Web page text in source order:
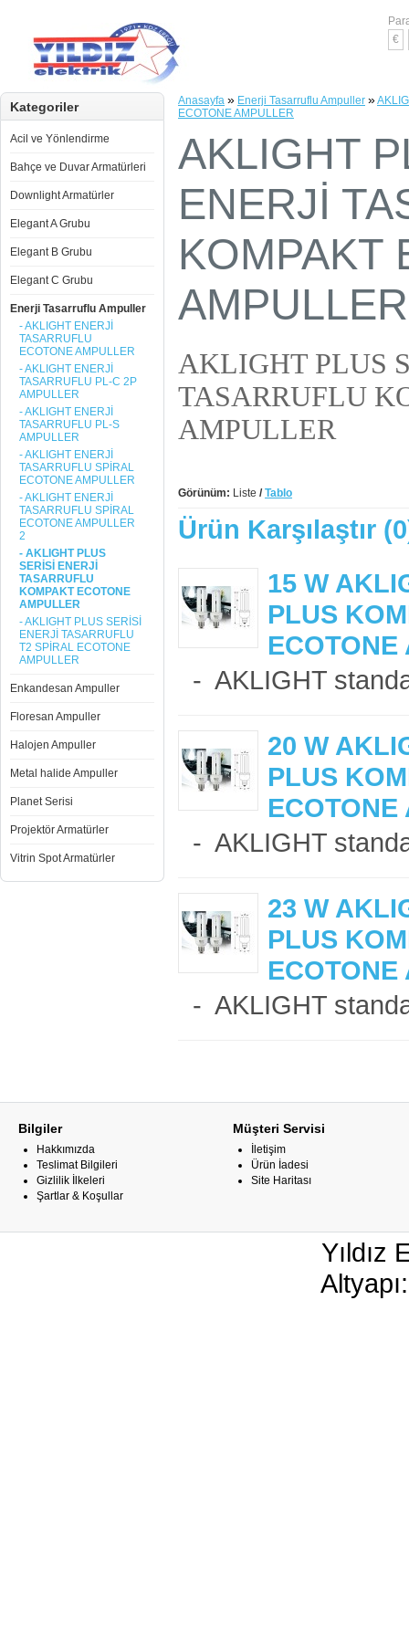
€
Kategoriler
Acil ve Yönlendirme
Bahçe ve Duvar Armatürleri
Downlight Armatürler
Elegant A Grubu
Elegant B Grubu
Elegant C Grubu
Enerji Tasarruflu Ampuller
- AKLIGHT ENERJİ
TASARRUFLU
ECOTONE AMPULLER
- AKLIGHT ENERJİ
TASARRUFLU PL-C 2P
AMPULLER
- AKLIGHT ENERJİ
TASARRUFLU PL-S
AMPULLER
- AKLIGHT ENERJİ
TASARRUFLU SPİRAL
ECOTONE AMPULLER
- AKLIGHT ENERJİ
TASARRUFLU SPİRAL
ECOTONE AMPULLER
2
- AKLIGHT PLUS
SERİSİ ENERJİ
TASARRUFLU
KOMPAKT ECOTONE
AMPULLER
- AKLIGHT PLUS SERİSİ
ENERJİ TASARRUFLU
T2 SPİRAL ECOTONE
AMPULLER
Enkandesan Ampuller
Floresan Ampuller
Halojen Ampuller
Metal halide Ampuller
Planet Serisi
Projektör Armatürler
Vitrin Spot Armatürler
Anasayfa » Enerji Tasarruflu Ampuller »
ECOTONE AMPULLER
AKLIGHT
ENERJİ
KOMPAKT
AMPULLER
AKLIGHT PLUS
TASARRUFLU
AMPULLER
Görünüm: Liste / Tablo
Ürün Karşılaştır
15 W
PLUS
ECOTONE
- AKLIGHT
20 W
PLUS
ECOTONE
- AKLIGHT
23 W
PLUS
ECOTONE
- AKLIGHT
Bilgiler
Hakkımızda
Teslimat Bilgileri
Gizlilik İlkeleri
Şartlar & Koşullar
Müşteri Servisi
İletişim
Ürün İadesi
Site Haritası
Yıldız